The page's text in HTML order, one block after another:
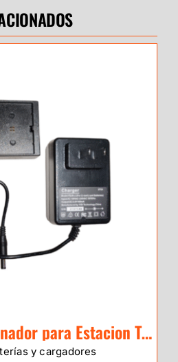
Cargador + Eliminador para Estacion Total eSurvey E3
y cargadores